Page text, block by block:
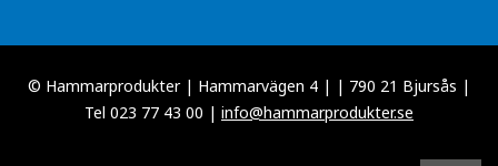
© Hammarprodukter | Hammarvägen 4 | | 790 21 Bjursås |
Tel 023 77 43 00 | info@hammarprodukter.se